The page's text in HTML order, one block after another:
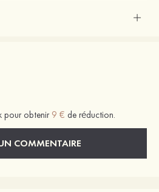
pour obtenir 9 € de réduction.
COMMENTAIRE